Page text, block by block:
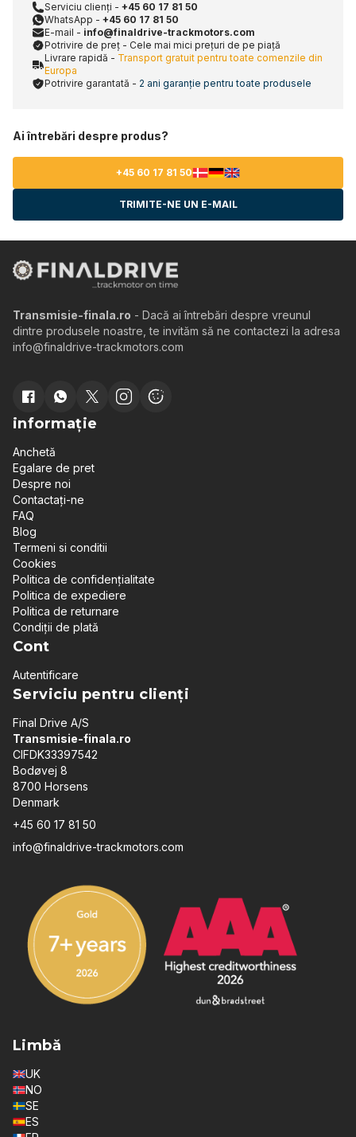
Serviciu clienți - +45 60 17 81 50
WhatsApp - +45 60 17 81 50
E-mail - info@finaldrive-trackmotors.com
Potrivire de preț - Cele mai mici prețuri de pe piață
Livrare rapidă - Transport gratuit pentru toate comenzile din
Europa
Potrivire garantată - 2 ani garanție pentru toate produsele
Ai întrebări despre produs?
+45 60 17 81 50
TRIMITE-NE UN E-MAIL
Transmisie-finala.ro - Dacă ai întrebări despre vreunul
dintre produsele noastre, te invităm să ne contactezi la adresa
info@finaldrive-trackmotors.com
informație
Anchetă
Egalare de pret
Despre noi
Contactați-ne
FAQ
Blog
Termeni si conditii
Cookies
Politica de confidențialitate
Politica de expediere
Politica de returnare
Condiții de plată
Cont
Autentificare
Serviciu pentru clienți
Final Drive A/S
Transmisie-finala.ro
CIFDK33397542
Bodøvej 8
8700 Horsens
Denmark
+45 60 17 81 50
info@finaldrive-trackmotors.com
Limbă
UK
NO
SE
ES